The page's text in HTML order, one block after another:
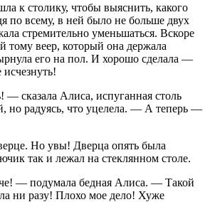
к столику, чтобы выяснить, какого
по всему, в ней было не больше двух
стремительно уменьшаться. Вскоре
тому веер, который она держала
его на пол. И хорошо сделала —
сказала Алиса, испуганная столь
но радуясь, что уцелела. — А теперь —
Но увы! Дверца опять была
так и лежал на стеклянном столе.
— подумала бедная Алиса. — Такой
ни разу! Плохо мое дело! Хуже